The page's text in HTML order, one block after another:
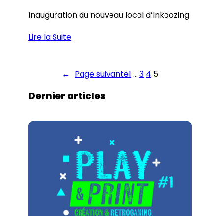
Inauguration du nouveau local d’Inkoozing
Lire la Suite
← Page suivante1 … 3 4 5
Dernier articles